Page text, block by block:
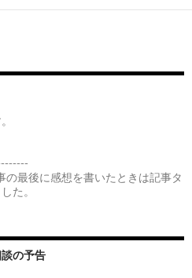
最後に感想を書いたときは記事タ
た。
の予告